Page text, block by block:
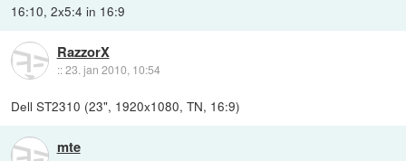
16:10, 2x5:4 in 16:9
RazzorX
::23. jan 2010, 10:54
Dell ST2310 (23", 1920x1080, TN, 16:9)
mte